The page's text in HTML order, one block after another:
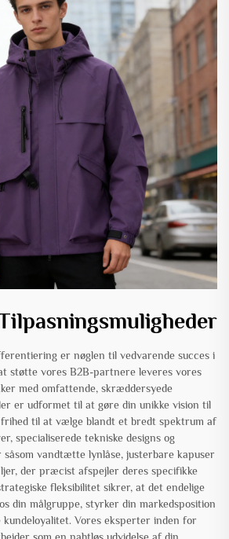
er nøglen til vedvarende succes i
støtte vores B2B-partnere leveres vores
med omfattende, skræddersyede
er udformet til at gøre din unikke vision til
til at vælge blandt et bredt spektrum af
specialiserede tekniske designs og
såsom vandtætte lynlåse, justerbare kapuser
der præcist afspejler deres specifikke
fleksibilitet sikrer, at det endelige
din målgruppe, styrker din markedsposition
kundeloyalitet. Vores eksperter inden for